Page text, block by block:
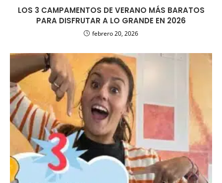
LOS 3 CAMPAMENTOS DE VERANO MÁS BARATOS
PARA DISFRUTAR A LO GRANDE EN 2026
febrero 20, 2026